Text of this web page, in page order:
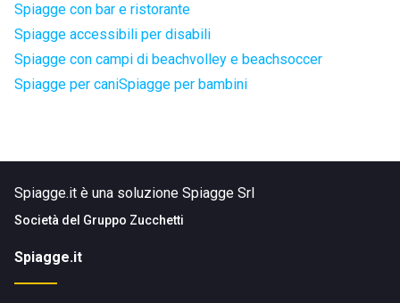
Spiagge con bar e ristorante
Spiagge accessibili per disabili
Spiagge con campi di beachvolley e beachsoccer
Spiagge per caniSpiagge per bambini
Spiagge.it è una soluzione Spiagge Srl
Società del Gruppo Zucchetti
Spiagge.it